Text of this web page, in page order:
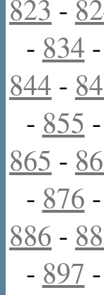
823 -
- 834 -
844 -
- 855 -
865 -
- 876 -
886 -
- 897 -